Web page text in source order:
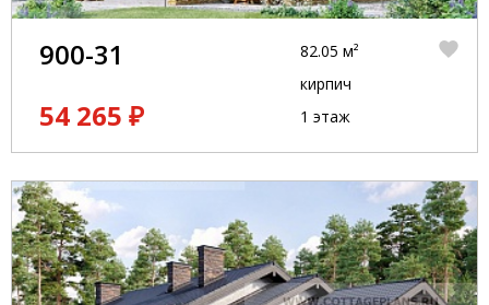
900-31
54 265 ₽
82.05 м²
кирпич
1 этаж